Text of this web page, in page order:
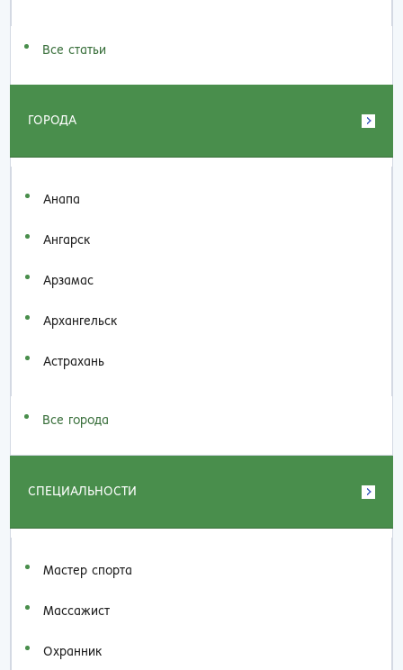
Все статьи
ГОРОДА
Анапа
Ангарск
Арзамас
Архангельск
Астрахань
Все города
СПЕЦИАЛЬНОСТИ
Мастер спорта
Массажист
Охранник